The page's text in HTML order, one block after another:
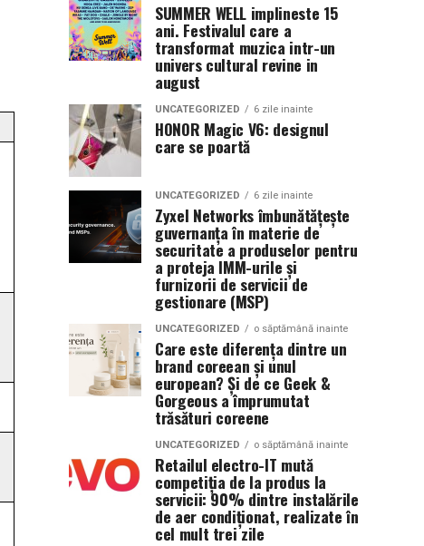
SUMMER WELL implineste 15
ani. Festivalul care a
transformat muzica intr-un
univers cultural revine in
august
UNCATEGORIZED 6 zile inainte
HONOR Magic V6: designul
care se poartă
UNCATEGORIZED 6 zile inainte
Zyxel Networks îmbunătățește
guvernanța în materie de
securitate a produselor pentru
a proteja IMM-urile și
furnizorii de servicii de
gestionare (MSP)
UNCATEGORIZED o săptămână inainte
Care este diferența dintre un
brand coreean și unul
european? Și de ce Geek &
Gorgeous a împrumutat
trăsături coreene
UNCATEGORIZED o săptămână inainte
Retailul electro-IT mută
competiția de la produs la
servicii: 90% dintre instalările
de aer condiționat, realizate în
cel mult trei zile